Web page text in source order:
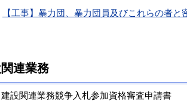
【工事】暴力団、暴力団員及びこれらの者
連業務
建設関連業務競争入札参加資格審査申請書